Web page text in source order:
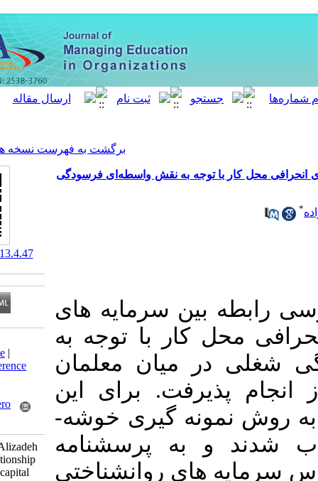
برگشت به فهرست نسخه ها
توجه به نقش واسطه‌ای فرسودگی
سرمایه­ های
با توجه به
معلمان
برای این
نمونه­ گیری خوشه­
پرسشنامه
روان­شناختی
Download citation:
BibTeX
EndNote|
Medlars
ProCite| Reference
RefWorks
Send citation to:
Mendeley
Zotero
Rastegar A, Seif M H, Alizadeh
S. Investigating the relationship
between psychological capital